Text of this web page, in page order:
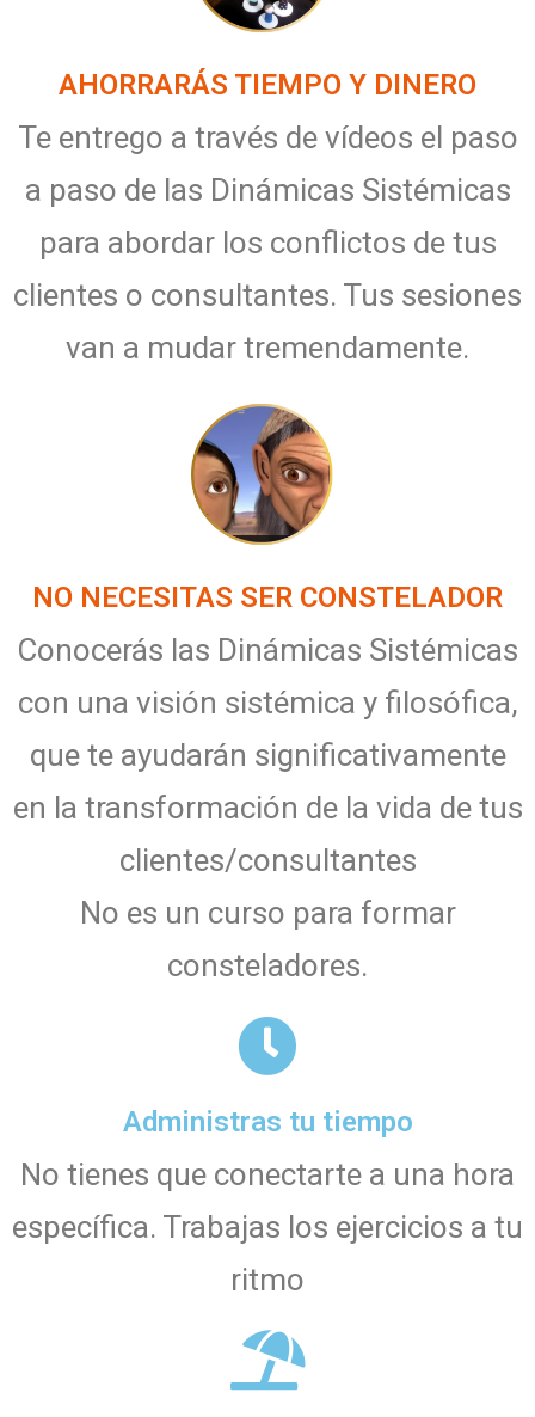
AHORRARÁS TIEMPO Y DINERO
Te entrego a través de vídeos el paso
a paso de las Dinámicas Sistémicas
para abordar los conflictos de tus
clientes o consultantes. Tus sesiones
van a mudar tremendamente.
NO NECESITAS SER CONSTELADOR
Conocerás las Dinámicas Sistémicas
con una visión sistémica y filosófica,
que te ayudarán significativamente
en la transformación de la vida de tus
clientes/consultantes
No es un curso para formar
consteladores.
Administras tu tiempo
No tienes que conectarte a una hora
específica. Trabajas los ejercicios a tu
ritmo